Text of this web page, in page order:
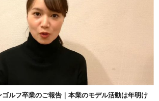
ルフ卒業のご報告｜本業のモデル活動は年明け